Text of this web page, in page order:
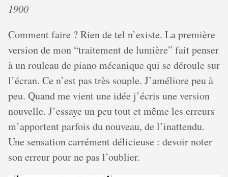
1900
Comment faire ? Rien de tel n’existe. La première
version de mon “traitement de lumière” fait penser
à un rouleau de piano mécanique qui se déroule sur
l’écran. Ce n’est pas très souple. J’améliore peu à
peu. Quand me vient une idée j’écris une version
nouvelle. J’essaye un peu tout et même les erreurs
m’apportent parfois du nouveau, de l’inattendu.
Une sensation carrément délicieuse : devoir noter
son erreur pour ne pas l’oublier.